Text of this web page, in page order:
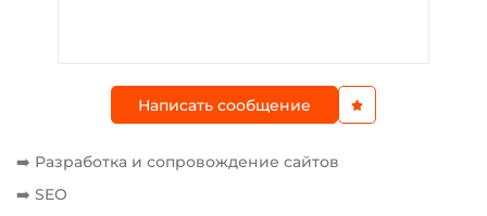
Написать сообщение
➡️ Разработка и сопровождение сайтов
➡️ SEO